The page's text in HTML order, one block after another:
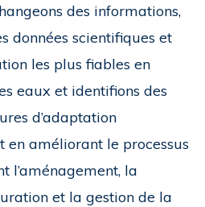
des informations,
données scientifiques et
les plus fiables en
eaux et identifions des
d’adaptation
améliorant le processus
l’aménagement, la
et la gestion de la